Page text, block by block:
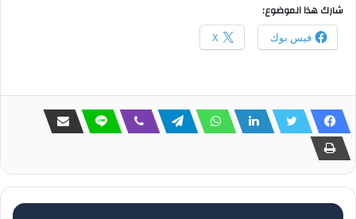
شارك هذا الموضوع:
فيس بوك X